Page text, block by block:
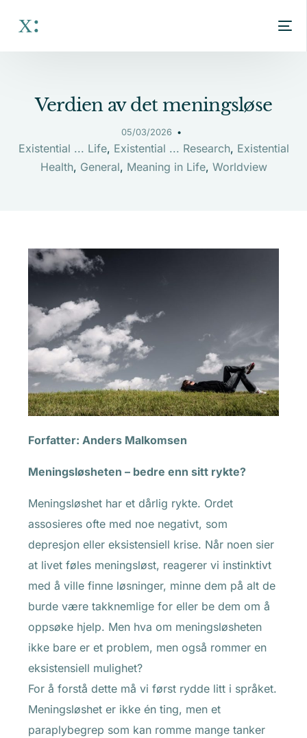
Verdien av det meningsløse
05/03/2026
Existential ... Life, Existential ... Research, Existential
Health, General, Meaning in Life, Worldview
Forfatter: Anders Malkomsen
Meningsløsheten – bedre enn sitt rykte?
Meningsløshet har et dårlig rykte. Ordet
assosieres ofte med noe negativt, som
depresjon eller eksistensiell krise. Når noen sier
at livet føles meningsløst, reagerer vi instinktivt
med å ville finne løsninger, minne dem på alt de
burde være takknemlige for eller be dem om å
oppsøke hjelp. Men hva om meningsløsheten
ikke bare er et problem, men også rommer en
eksistensiell mulighet?
For å forstå dette må vi først rydde litt i språket.
Meningsløshet er ikke én ting, men et
paraplybegrep som kan romme mange tanker